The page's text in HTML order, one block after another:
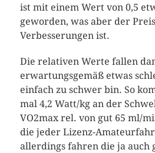
ist mit einem Wert von 0,5
geworden, was aber der
Verbesserungen ist.
Die relativen Werte fallen
erwartungsgemäß etwas
einfach zu schwer bin. So
mal 4,2 Watt/kg an der
VO2max rel. von gut 65 ml/
die jeder Lizenz-
allerdings fahren die ja auch